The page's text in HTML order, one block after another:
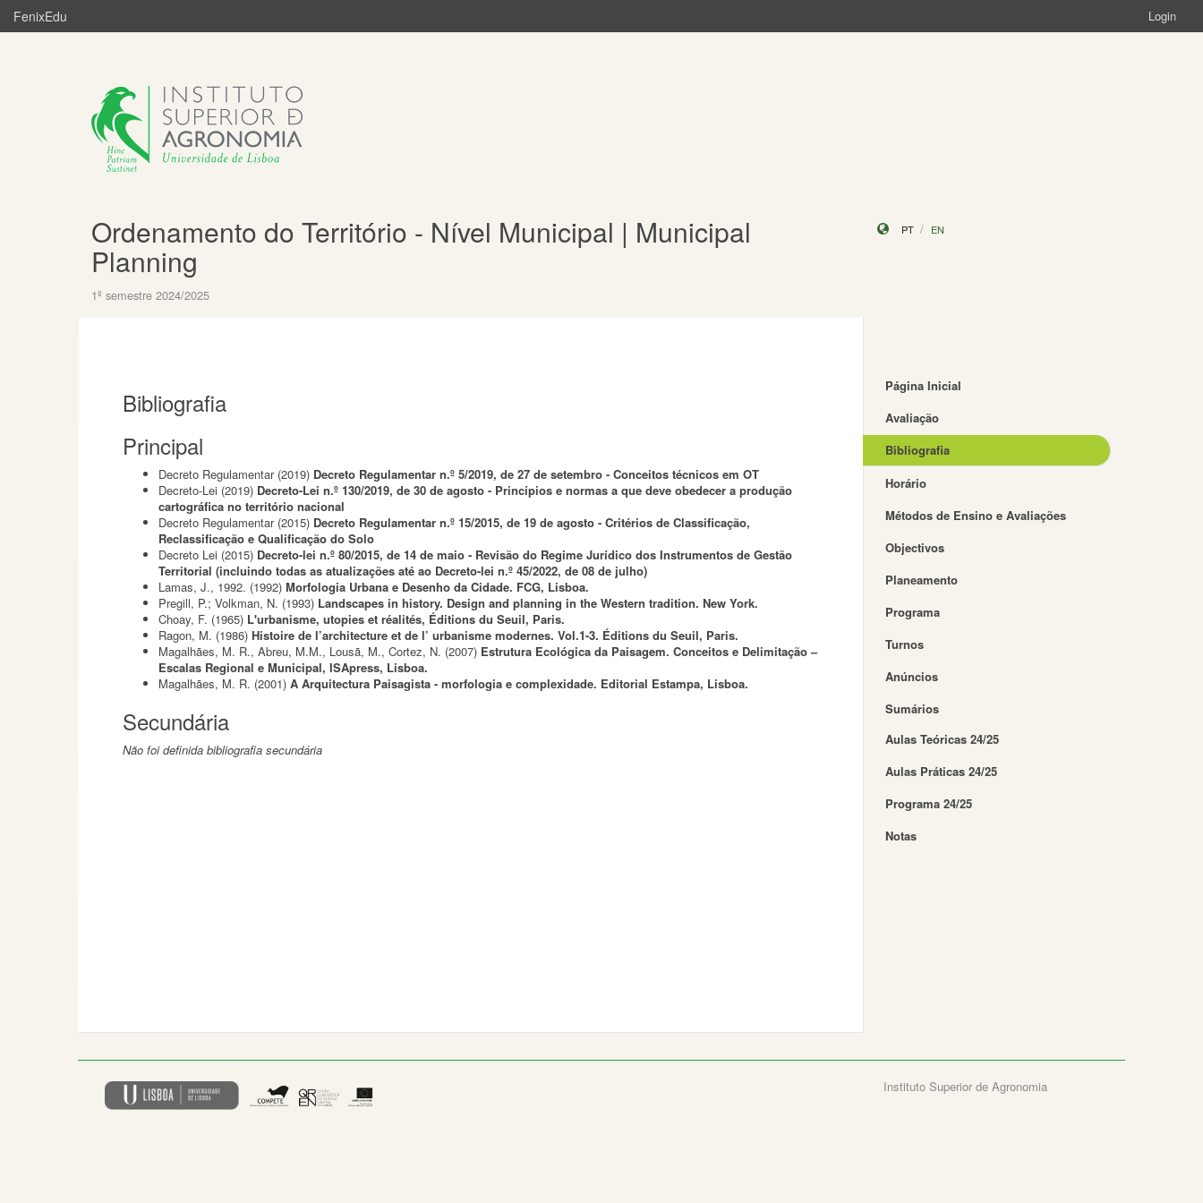
FenixEdu Login
Ordenamento do Território - Nível Municipal | Municipal
Planning
1º semestre 2024/2025
PT EN
Bibliografia
Principal
Decreto Regulamentar (2019) Decreto Regulamentar n.º 5/2019, de 27 de setembro - Conceitos técnicos em OT
Decreto-Lei (2019) Decreto-Lei n.º 130/2019, de 30 de agosto - Princípios e normas a que deve obedecer a produção
cartográfica no território nacional
Decreto Regulamentar (2015) Decreto Regulamentar n.º 15/2015, de 19 de agosto - Critérios de Classificação,
Reclassificação e Qualificação do Solo
Decreto Lei (2015) Decreto-lei n.º 80/2015, de 14 de maio - Revisão do Regime Jurídico dos Instrumentos de Gestão
Territorial (incluindo todas as atualizações até ao Decreto-lei n.º 45/2022, de 08 de julho)
Lamas, J., 1992. (1992) Morfologia Urbana e Desenho da Cidade. FCG, Lisboa.
Pregill, P.; Volkman, N. (1993) Landscapes in history. Design and planning in the Western tradition. New York.
Choay, F. (1965) L'urbanisme, utopies et réalités, Éditions du Seuil, Paris.
Ragon, M. (1986) Histoire de l’architecture et de l’ urbanisme modernes. Vol.1-3. Éditions du Seuil, Paris.
Magalhães, M. R., Abreu, M.M., Lousã, M., Cortez, N. (2007) Estrutura Ecológica da Paisagem. Conceitos e Delimitação –
Escalas Regional e Municipal, ISApress, Lisboa.
Magalhães, M. R. (2001) A Arquitectura Paisagista - morfologia e complexidade. Editorial Estampa, Lisboa.
Secundária
Não foi definida bibliografia secundária
Página Inicial
Avaliação
Bibliografia
Horário
Métodos de Ensino e Avaliações
Objectivos
Planeamento
Programa
Turnos
Anúncios
Sumários
Aulas Teóricas 24/25
Aulas Práticas 24/25
Programa 24/25
Notas
Instituto Superior de Agronomia